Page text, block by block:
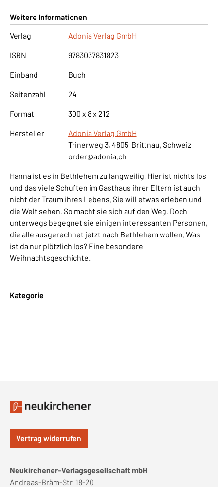
Weitere Informationen
Verlag
Adonia Verlag GmbH
ISBN 9783037831823
Einband Buch
Seitenzahl 24
Format 300 x 8 x 212
Hersteller
Adonia Verlag GmbH
Trinerweg 3, 4805 Brittnau, Schweiz
order@adonia.ch
Hanna ist es in Bethlehem zu langweilig. Hier ist nichts los
und das viele Schuften im Gasthaus ihrer Eltern ist auch
nicht der Traum ihres Lebens. Sie will etwas erleben und
die Welt sehen. So macht sie sich auf den Weg. Doch
unterwegs begegnet sie einigen interessanten Personen,
die alle ausgerechnet jetzt nach Bethlehem wollen. Was
ist da nur plötzlich los? Eine besondere
Weihnachtsgeschichte.
Kategorie
Vertrag widerrufen
Neukirchener-Verlagsgesellschaft mbH
Andreas-Bräm-Str. 18-20